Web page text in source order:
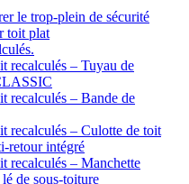
le trop-plein de sécurité
toit plat
recalculés – Tuyau de
recalculés – Bande de
recalculés – Culotte de toit
retour intégré
recalculés – Manchette
de sous-toiture